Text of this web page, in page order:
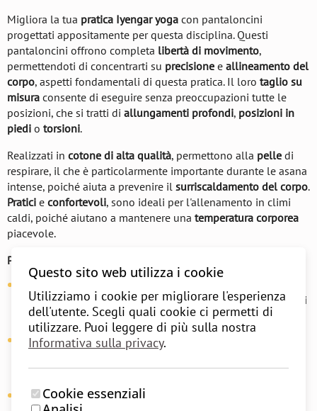
Questo sito web utilizza i cookie
Utilizziamo i cookie per migliorare l'esperienza
dell'utente. Scegli quali cookie ci permetti di
utilizzare. Puoi leggere di più sulla nostra
Informativa sulla privacy.
Cookie essenziali
Migliora la tua pratica Iyengar yoga con pantaloncini
progettati appositamente per questa disciplina. Questi
pantaloncini offrono completa libertà di movimento,
permettendoti di concentrarti su precisione e allineamento del
corpo, aspetti fondamentali di questa pratica. Il loro taglio su
misura consente di eseguire senza preoccupazioni tutte le
posizioni, che si tratti di allungamenti profondi, posizioni in
piedi o torsioni.
Realizzati in cotone di alta qualità, permettono alla pelle di
respirare, il che è particolarmente importante durante le asana
intense, poiché aiuta a prevenire il surriscaldamento del corpo.
Pratici e confortevoli, sono ideali per l'allenamento in climi
caldi, poiché aiutano a mantenere una temperatura corporea
piacevole.
Perché scegliere i nostri pantaloncini Iyengar?
di movimento senza ostacoli, permettendoti di concentrarti
sulla pratica.
Traspirabilità della pelle: Ilcotone naturale
temperature calde.
Valore tradizionale: Questi pantaloncini fanno parte della